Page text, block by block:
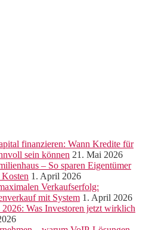
finanzieren: Wann Kredite für
sein können 21. Mai 2026
– So sparen Eigentümer
1. April 2026
Verkaufserfolg:
mit System 1. April 2026
Was Investoren jetzt wirklich